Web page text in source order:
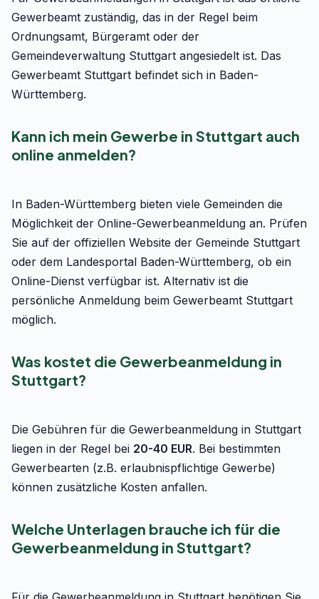
Gewerbeamt zuständig, das in der Regel beim
Ordnungsamt, Bürgeramt oder der
Gemeindeverwaltung Stuttgart angesiedelt ist. Das
Gewerbeamt Stuttgart befindet sich in Baden-
Württemberg.
Kann ich mein Gewerbe in Stuttgart auch
online anmelden?
In Baden-Württemberg bieten viele Gemeinden die
Möglichkeit der Online-Gewerbeanmeldung an. Prüfen
Sie auf der offiziellen Website der Gemeinde Stuttgart
oder dem Landesportal Baden-Württemberg, ob ein
Online-Dienst verfügbar ist. Alternativ ist die
persönliche Anmeldung beim Gewerbeamt Stuttgart
möglich.
Was kostet die Gewerbeanmeldung in
Stuttgart?
Die Gebühren für die Gewerbeanmeldung in Stuttgart
liegen in der Regel bei 20-40 EUR. Bei bestimmten
Gewerbearten (z.B. erlaubnispflichtige Gewerbe)
können zusätzliche Kosten anfallen.
Welche Unterlagen brauche ich für die
Gewerbeanmeldung in Stuttgart?